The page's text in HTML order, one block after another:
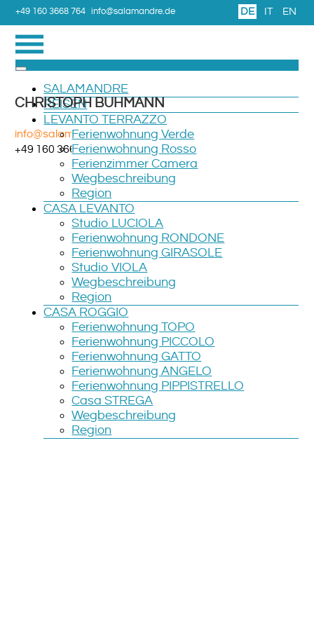
+49 160 3668 764 info@salamandre.de DE IT EN
SALAMANDRE
REISEN
LEVANTO TERRAZZO
Ferienwohnung Verde
Ferienwohnung Rosso
Ferienzimmer Camera
Wegbeschreibung
Region
CASA LEVANTO
Studio LUCIOLA
Ferienwohnung RONDONE
Ferienwohnung GIRASOLE
Studio VIOLA
Wegbeschreibung
Region
CASA ROGGIO
Ferienwohnung TOPO
Ferienwohnung PICCOLO
Ferienwohnung GATTO
Ferienwohnung ANGELO
Ferienwohnung PIPPISTRELLO
Casa STREGA
Wegbeschreibung
Region
CHRISTOPH BUHMANN
info@salamandre.de
+49 160 3668 764